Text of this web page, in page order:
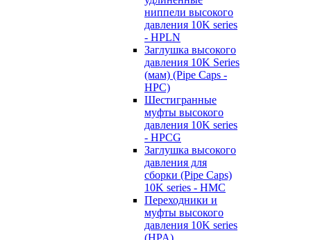
ниппели высокого
давления 10K series
- HPLN
Заглушка высокого
давления 10K Series
(мам) (Pipe Caps -
HPC)
Шестигранные
муфты высокого
давления 10K series
- HPCG
Заглушка высокого
давления для
сборки (Pipe Caps)
10K series - HMC
Переходники и
муфты высокого
давления 10K series
(HPA)